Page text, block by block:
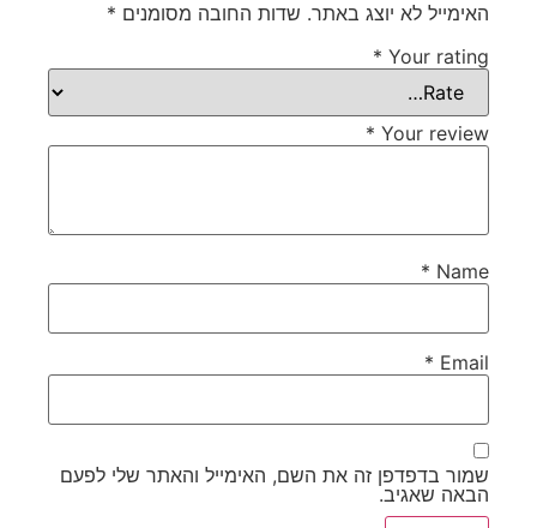
האימייל לא יוצג באתר. שדות החובה מסומנים *
Your rating
*
Your review
*
Name
*
Email
*
שמור בדפדפן זה את השם, האימייל והאתר שלי לפעם
הבאה שאגיב.